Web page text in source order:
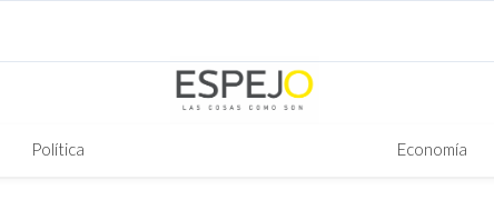
Política Economía